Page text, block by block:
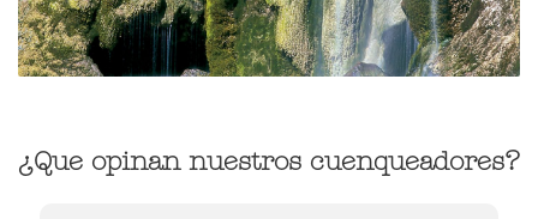
¿Que opinan nuestros cuenqueadores?